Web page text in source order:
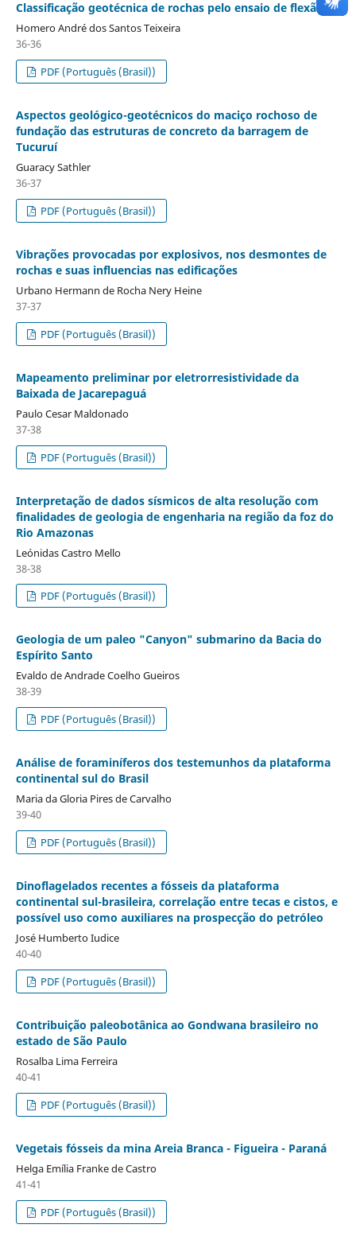
Classificação geotécnica de rochas pelo ensaio de flexão
Homero André dos Santos Teixeira
36-36
PDF (Português (Brasil))
Aspectos geológico-geotécnicos do maciço rochoso de
fundação das estruturas de concreto da barragem de
Tucuruí
Guaracy Sathler
36-37
PDF (Português (Brasil))
Vibrações provocadas por explosivos, nos desmontes de
rochas e suas influencias nas edificações
Urbano Hermann de Rocha Nery Heine
37-37
PDF (Português (Brasil))
Mapeamento preliminar por eletrorresistividade da
Baixada de Jacarepaguá
Paulo Cesar Maldonado
37-38
PDF (Português (Brasil))
Interpretação de dados sísmicos de alta resolução com
finalidades de geologia de engenharia na região da foz do
Rio Amazonas
Leónidas Castro Mello
38-38
PDF (Português (Brasil))
Geologia de um paleo "Canyon" submarino da Bacia do
Espírito Santo
Evaldo de Andrade Coelho Gueiros
38-39
PDF (Português (Brasil))
Análise de foraminíferos dos testemunhos da plataforma
continental sul do Brasil
Maria da Gloria Pires de Carvalho
39-40
PDF (Português (Brasil))
Dinoflagelados recentes a fósseis da plataforma
continental sul-brasileira, correlação entre tecas e cistos, e
possível uso como auxiliares na prospecção do petróleo
José Humberto Iudice
40-40
PDF (Português (Brasil))
Contribuição paleobotânica ao Gondwana brasileiro no
estado de São Paulo
Rosalba Lima Ferreira
40-41
PDF (Português (Brasil))
Vegetais fósseis da mina Areia Branca - Figueira - Paraná
Helga Emília Franke de Castro
41-41
PDF (Português (Brasil))